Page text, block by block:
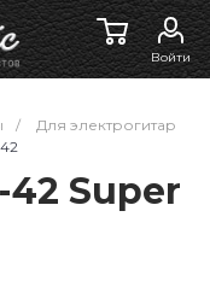
Войти
/
Для электрогитар
Super